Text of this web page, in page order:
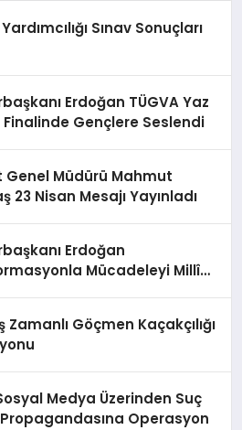
Sınav Sonuçları
Erdoğan TÜGVA Yaz
Finalinde Gençlere Seslendi
Genel Müdürü Mahmut
23 Nisan Mesajı Yayınladı
Erdoğan
Mücadeleyi Millî
Zamanlı Göçmen Kaçakçılığı
Medya Üzerinden Suç
Operasyon